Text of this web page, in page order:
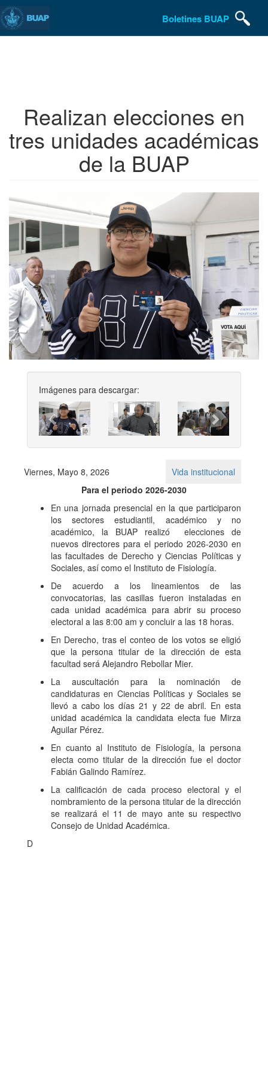
Boletines BUAP
Realizan elecciones en
tres unidades académicas
de la BUAP
Imágenes para descargar:
Previous Next
Viernes, Mayo 8, 2026
Vida institucional
Para el periodo 2026-2030
En una jornada presencial en la que participaron
los sectores estudiantil, académico y no
académico, la BUAP realizó elecciones de
nuevos directores para el periodo 2026-2030 en
las facultades de Derecho y Ciencias Políticas y
Sociales, así como el Instituto de Fisiología.
De acuerdo a los lineamientos de las
convocatorias, las casillas fueron instaladas en
cada unidad académica para abrir su proceso
electoral a las 8:00 am y concluir a las 18 horas.
En Derecho, tras el conteo de los votos se eligió
que la persona titular de la dirección de esta
facultad será Alejandro Rebollar Mier.
La auscultación para la nominación de
candidaturas en Ciencias Políticas y Sociales se
llevó a cabo los días 21 y 22 de abril. En esta
unidad académica la candidata electa fue Mirza
Aguilar Pérez.
En cuanto al Instituto de Fisiología, la persona
electa como titular de la dirección fue el doctor
Fabián Galindo Ramírez.
La calificación de cada proceso electoral y el
nombramiento de la persona titular de la dirección
se realizará el 11 de mayo ante su respectivo
Consejo de Unidad Académica.
D